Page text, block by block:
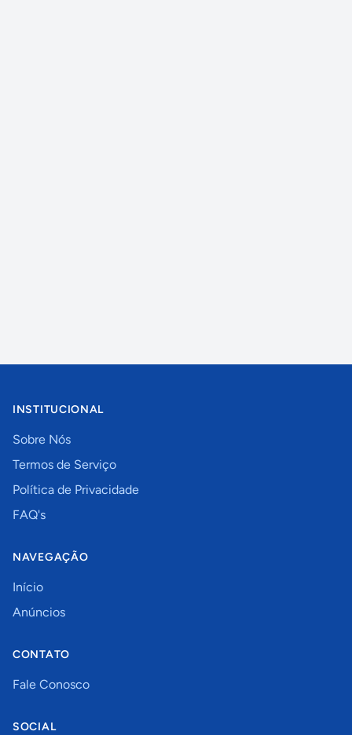
INSTITUCIONAL
Sobre Nós
Termos de Serviço
Política de Privacidade
FAQ's
NAVEGAÇÃO
Início
Anúncios
CONTATO
Fale Conosco
SOCIAL